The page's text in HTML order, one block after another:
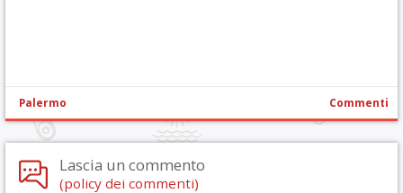
Palermo Commenti
Lascia un commento
(policy dei commenti)